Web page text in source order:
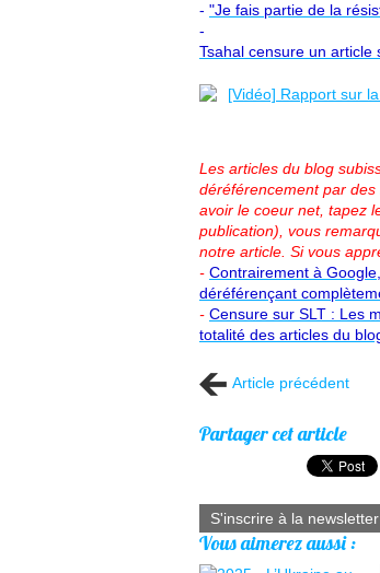
- "Je fais partie de la
-
Tsahal censure un
Les articles du blog
déréférencement par des
avoir le coeur net, tapez
publication), vous
notre article. Si vous
- Contrairement à
déréférençant
- Censure sur SLT : Les
totalité des articles du
Article précédent
Partager cet article
S'inscrire à la newsletter
Vous aimerez aussi :